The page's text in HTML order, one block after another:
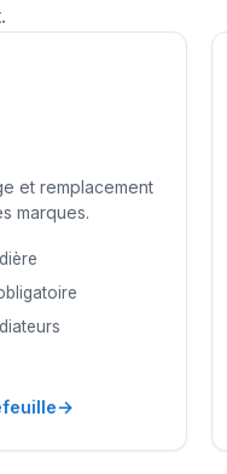
et remplacement
marques.
→